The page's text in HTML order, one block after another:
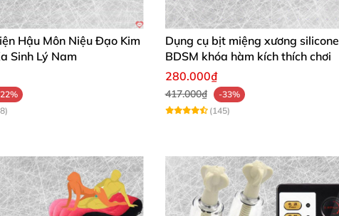
Hậu Môn Niệu Đạo Kim
Sinh Lý Nam
Dụng cụ bịt miệng xương silicone
BDSM khóa hàm kích thích chơi
280.000₫
417.000₫
-33%
(145)